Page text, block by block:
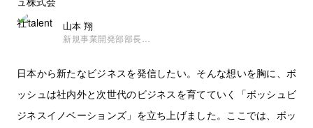
山本 翔
新規事業開発部部長兼
事業部長
日本から新たなビジネスを発信したい。そんな想いを胸に、ボ
ッシュは社内外と次世代のビジネスを育てていく「ボッシュビ
ジネスイノベーションズ」を立ち上げました。ここでは、ボッ